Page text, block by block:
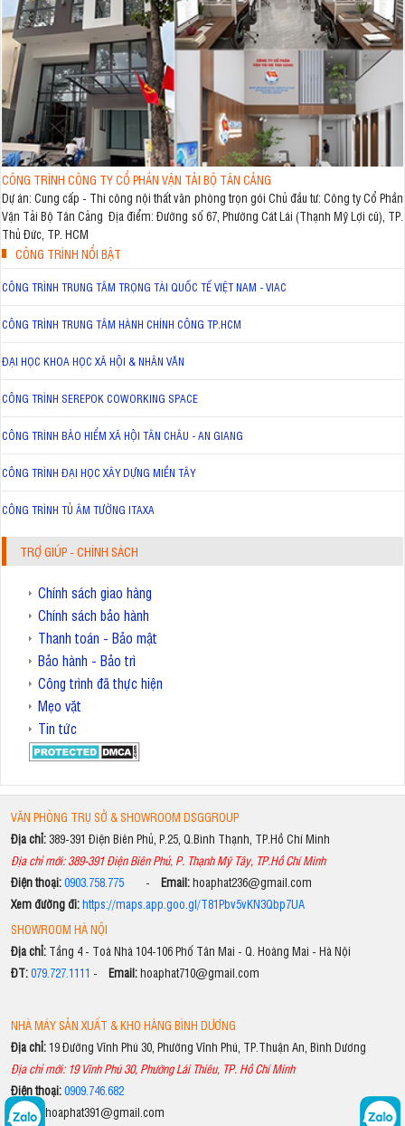
CÔNG TRÌNH CÔNG TY CỔ PHẦN VẬN TẢI BỘ TÂN CẢNG
Dự án: Cung cấp - Thi công nội thất văn phòng trọn gói Chủ đầu tư: Công ty Cổ Phần
Vận Tải Bộ Tân Cảng Địa điểm: Đường số 67, Phường Cát Lái (Thạnh Mỹ Lợi cũ), TP.
Thủ Đức, TP. HCM
CÔNG TRÌNH NỔI BẬT
CÔNG TRÌNH TRUNG TÂM TRỌNG TÀI QUỐC TẾ VIỆT NAM - VIAC
CÔNG TRÌNH TRUNG TÂM HÀNH CHÍNH CÔNG TP.HCM
ĐẠI HỌC KHOA HỌC XÃ HỘI & NHÂN VĂN
CÔNG TRÌNH SEREPOK COWORKING SPACE
CÔNG TRÌNH BẢO HIỂM XÃ HỘI TÂN CHÂU - AN GIANG
CÔNG TRÌNH ĐẠI HỌC XÂY DỰNG MIỀN TÂY
CÔNG TRÌNH TỦ ÂM TƯỜNG ITAXA
TRỢ GIÚP - CHÍNH SÁCH
Chính sách giao hàng
Chính sách bảo hành
Thanh toán - Bảo mật
Bảo hành - Bảo trì
Công trình đã thực hiện
Mẹo vặt
Tin tức
VĂN PHÒNG TRỤ SỞ & SHOWROOM DSGGROUP
Địa chỉ: 389-391 Điện Biên Phủ, P.25, Q.Bình Thạnh, TP.Hồ Chí Minh
Địa chỉ mới: 389-391 Điện Biên Phủ, P. Thạnh Mỹ Tây, TP.Hồ Chí Minh
Điện thoại:0903.758.775- Email:hoaphat236@gmail.com
Xem đường đi:https://maps.app.goo.gl/T81Pbv5vKN3Qbp7UA
SHOWROOM HÀ NỘI
Địa chỉ:Tầng 4 - Toà Nhà 104-106 Phố Tân Mai - Q. Hoàng Mai - Hà Nội
ĐT:079.727.1111 - Email:hoaphat710@gmail.com
NHÀ MÁY SẢN XUẤT & KHO HÀNG BÌNH DƯƠNG
Địa chỉ:19 Đường Vĩnh Phú 30, Phường Vĩnh Phú, TP.Thuận An, Bình Dương
Địa chỉ mới: 19 Vĩnh Phú 30, Phường Lái Thiêu, TP. Hồ Chí Minh
Điện thoại:0909.746.682
Email:hoaphat391@gmail.com